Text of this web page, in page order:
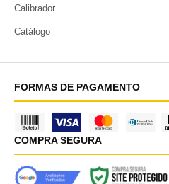
Calibrador
Catálogo
FORMAS DE PAGAMENTO
COMPRA SEGURA